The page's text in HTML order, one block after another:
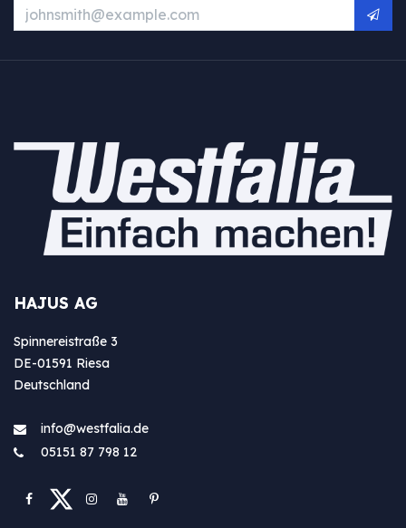
HAJUS AG
Spinnereistraße 3
DE-01591 Riesa
Deutschland
info@westfa​lia.de
05151 87 798 12